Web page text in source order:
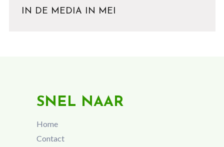
IN DE MEDIA IN MEI
SNEL NAAR
Home
Contact